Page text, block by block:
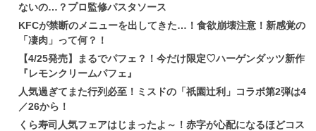
ないの…？プロ監修パスタソース
KFCが禁断のメニューを出してきた…！食欲崩壊注意！新感覚の
「凄肉」って何？！
【4/25発売】まるでパフェ？！今だけ限定♡ハーゲンダッツ新作
『レモンクリームパフェ』
人気過ぎてまた行列必至！ミスドの「祇園辻利」コラボ第2弾は4
／26から！
くら寿司人気フェアはじまったよ～！赤字が心配になるほどコス